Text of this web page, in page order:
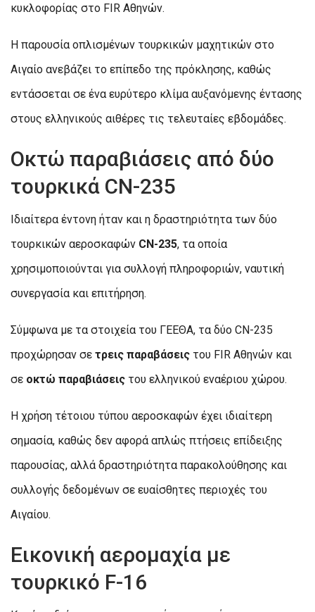
κυκλοφορίας στο FIR Αθηνών.
Η παρουσία οπλισμένων τουρκικών μαχητικών στο
Αιγαίο ανεβάζει το επίπεδο της πρόκλησης, καθώς
εντάσσεται σε ένα ευρύτερο κλίμα αυξανόμενης έντασης
στους ελληνικούς αιθέρες τις τελευταίες εβδομάδες.
Οκτώ παραβιάσεις από δύο
τουρκικά CN-235
Ιδιαίτερα έντονη ήταν και η δραστηριότητα των δύο
τουρκικών αεροσκαφών CN-235, τα οποία
χρησιμοποιούνται για συλλογή πληροφοριών, ναυτική
συνεργασία και επιτήρηση.
Σύμφωνα με τα στοιχεία του ΓΕΕΘΑ, τα δύο CN-235
προχώρησαν σε τρεις παραβάσεις του FIR Αθηνών και
σε οκτώ παραβιάσεις του ελληνικού εναέριου χώρου.
Η χρήση τέτοιου τύπου αεροσκαφών έχει ιδιαίτερη
σημασία, καθώς δεν αφορά απλώς πτήσεις επίδειξης
παρουσίας, αλλά δραστηριότητα παρακολούθησης και
συλλογής δεδομένων σε ευαίσθητες περιοχές του
Αιγαίου.
Εικονική αερομαχία με
τουρκικό F-16